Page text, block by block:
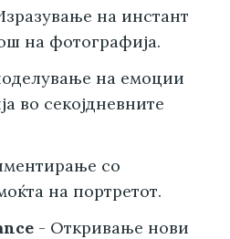
на инстант
на фотографија.
на емоции
во секојдневните
со
на портретот.
- Откривање нови